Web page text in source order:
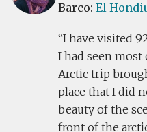
Barco: El
I have visited
I had seen
Arctic trip
place that I did
beauty of the
front of the